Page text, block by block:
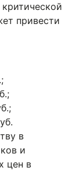
привести
в
и
цен в